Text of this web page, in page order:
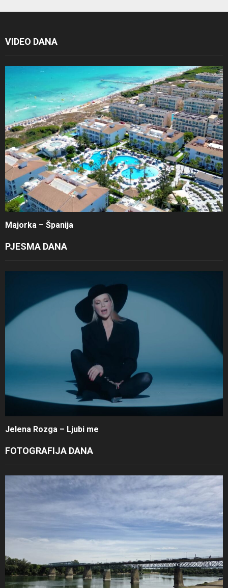
VIDEO DANA
Majorka – Španija
PJESMA DANA
Jelena Rozga – Ljubi me
FOTOGRAFIJA DANA